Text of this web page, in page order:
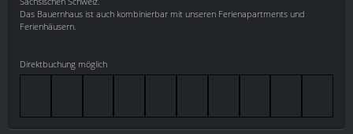
Das Bauernhaus ist auch kombinierbar mit unseren Ferienapartments und
Ferienhäusern.
Direktbuchung möglich